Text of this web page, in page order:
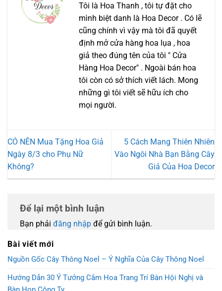
Bài viết mới
Nguồn Gốc Cây Thông Noel – Ý Nghĩa Của Cây Thông Noel
Hướng Dẫn 30 Ý Tưởng Cắm Hoa Trang Trí Bàn Hội Nghị và
Tôi là Hoa Thanh , tôi tự đặt cho
mình biệt danh là Hoa Decor . Có lẽ
cũng chính vì vậy mà tôi đã quyết
định mở cửa hàng hoa lụa , hoa
giả theo đúng tên của tôi " Cửa
Hàng Hoa Decor" . Ngoài bán hoa
tôi còn có sở thích viết lách. Mong
những gì tôi viết sẽ hữu ích cho
mọi người.
CÓ NÊN Mua Tặng Hoa Giả
Ngày 8/3 cho Phụ Nữ
Không?
5 Cách Mang Thiên Nhiên
Vào Ngôi Nhà Bạn Bằng Cây
Giả Của Hoa Decor
Để lại một bình luận
Bạn phải đăng nhập để gửi bình luận.